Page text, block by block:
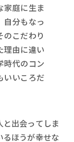
家庭に生ま
自分もなっ
のこだわり
理由に違い
時代のコン
いいころだ
出会ってしま
るほうが幸せな